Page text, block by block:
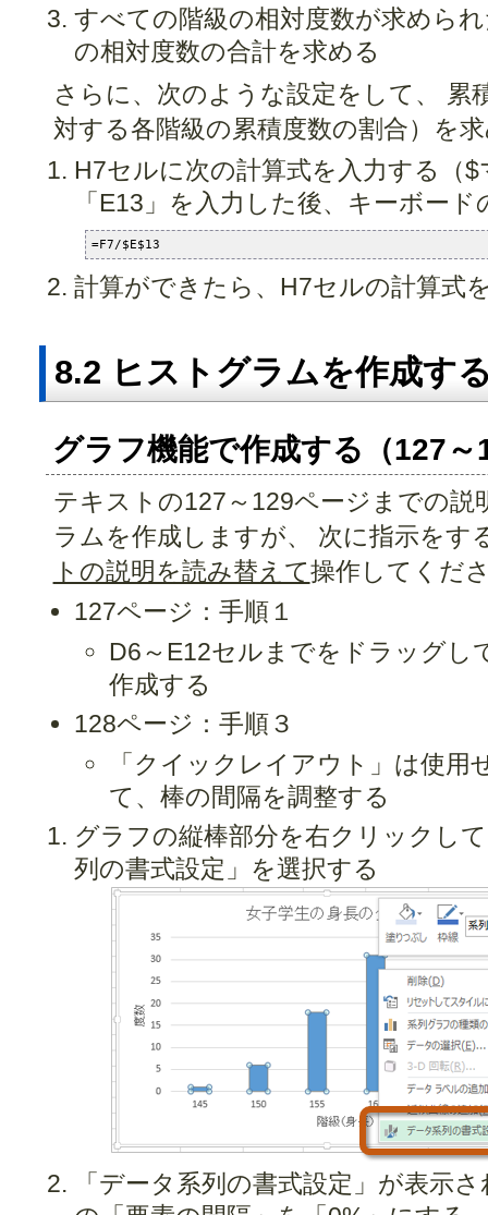
すべての階級の相対度数が求めら
の相対度数の合計を求める
さらに、次のような設定をして、 累
対する各階級の累積度数の割合）を
H7セルに次の計算式を入力する（
「E13」を入力した後、キーボー
=F7/$E$13
計算ができたら、H7セルの計算式
8.2 ヒストグラムを作成す
グラフ機能で作成する（127～
テキストの127～129ページまでの
ラムを作成しますが、 次に指示をす
トの説明を読み替えて操作してくだ
127ページ：手順１
D6～E12セルまでをドラッグし
作成する
128ページ：手順３
「クイックレイアウト」は使
て、棒の間隔を調整する
グラフの縦棒部分を右クリックし
列の書式設定」を選択する
「データ系列の書式設定」が表示